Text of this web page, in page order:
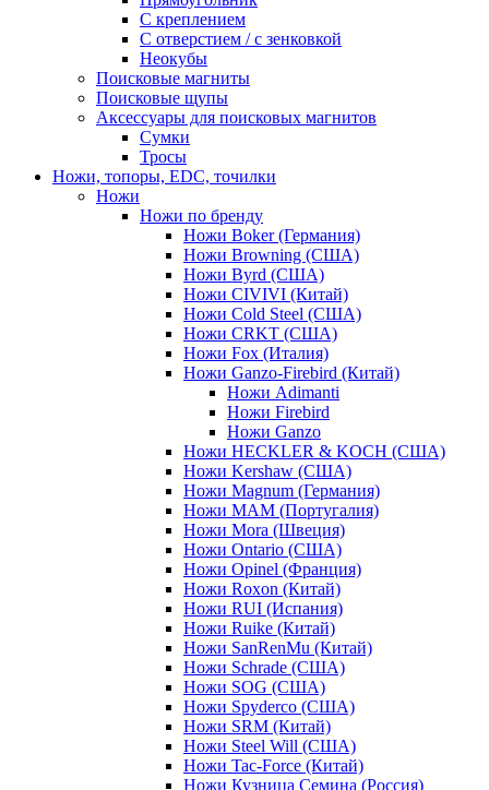
С креплением
С отверстием / с зенковкой
Неокубы
Поисковые магниты
Поисковые щупы
Аксессуары для поисковых магнитов
Сумки
Тросы
Ножи, топоры, EDC, точилки
Ножи
Ножи по бренду
Ножи Boker (Германия)
Ножи Browning (США)
Ножи Byrd (США)
Ножи CIVIVI (Китай)
Ножи Cold Steel (США)
Ножи CRKT (США)
Ножи Fox (Италия)
Ножи Ganzo-Firebird (Китай)
Ножи Adimanti
Ножи Firebird
Ножи Ganzo
Ножи HECKLER & KOCH (США)
Ножи Kershaw (США)
Ножи Magnum (Германия)
Ножи MAM (Португалия)
Ножи Mora (Швеция)
Ножи Ontario (США)
Ножи Opinel (Франция)
Ножи Roxon (Китай)
Ножи RUI (Испания)
Ножи Ruike (Китай)
Ножи SanRenMu (Китай)
Ножи Schrade (США)
Ножи SOG (США)
Ножи Spyderco (США)
Ножи SRM (Китай)
Ножи Steel Will (США)
Ножи Tac-Force (Китай)
Ножи Кузница Семина (Россия)